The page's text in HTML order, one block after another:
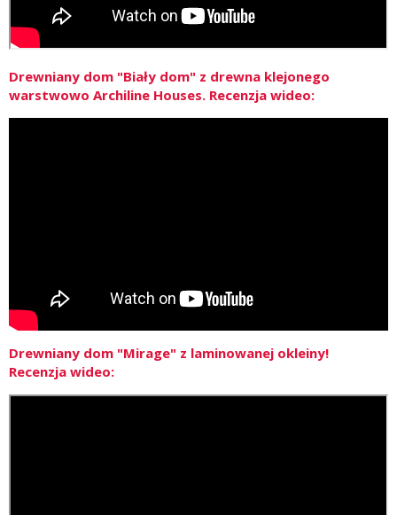
Drewniany dom "Biały dom" z drewna klejonego
warstwowo Archiline Houses. Recenzja wideo:
Drewniany dom "Mirage" z laminowanej okleiny!
Recenzja wideo: